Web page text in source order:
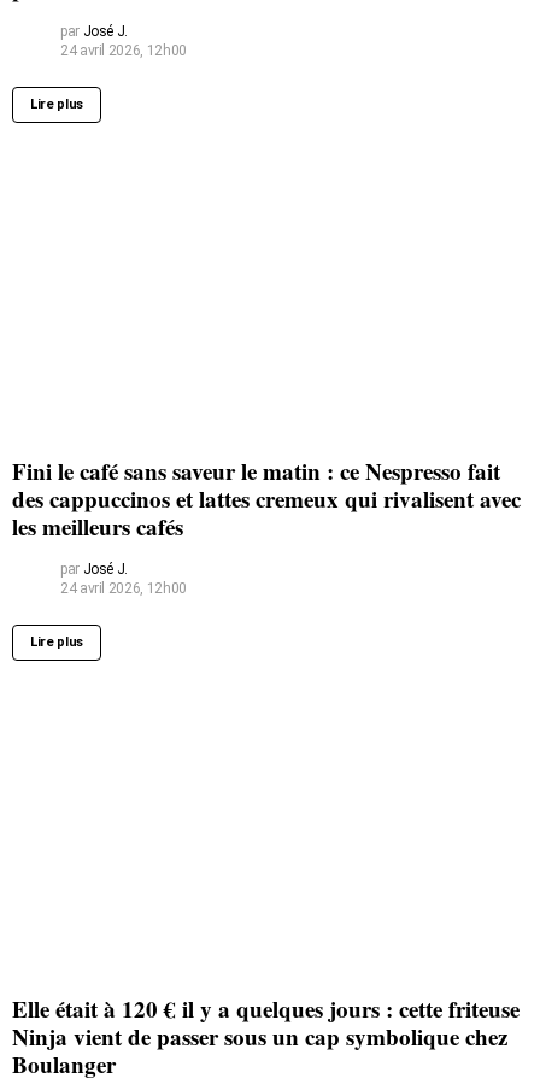
par José J.
24 avril 2026, 12h00
Lire plus
Fini le café sans saveur le matin : ce Nespresso fait
des cappuccinos et lattes cremeux qui rivalisent avec
les meilleurs cafés
par José J.
24 avril 2026, 12h00
Lire plus
Elle était à 120 € il y a quelques jours : cette friteuse
Ninja vient de passer sous un cap symbolique chez
Boulanger